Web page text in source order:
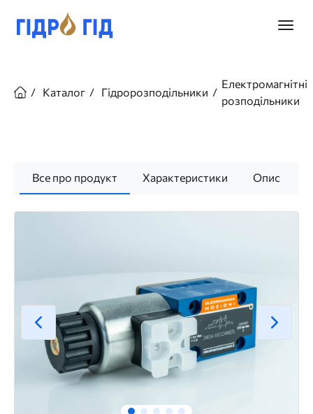
основного
Каталог
Гідророзподільники
Електромагнітні
розподільники
Все про продукт Характеристики Опис